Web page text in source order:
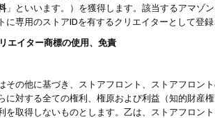
」といいます。）を獲得します。該当するアマゾ
に専用のストアIDを有するクリエイターとして登
エイター商標の使用、免責
その他に基づき、ストアフロント、ストアフロン
に対する全ての権利、権原および利益（知的財産
を取得しないものとします。乙は、ストアフロン